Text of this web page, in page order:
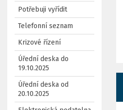
Potřebuji vyřídit
Telefonní seznam
Krizové řízení
Úřední deska do
19.10.2025
Úřední deska od
20.10.2025